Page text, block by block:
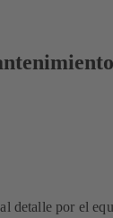
detalle por el